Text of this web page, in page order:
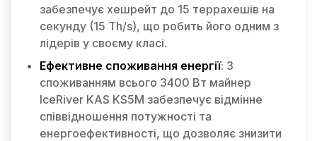
забезпечує хешрейт до 15 террахешів на
секунду (15 Th/s), що робить його одним з
лідерів у своєму класі.
Ефективне споживання енергії: З
споживанням всього 3400 Вт майнер
IceRiver KAS KS5M забезпечує відмінне
співвідношення потужності та
енергоефективності, що дозволяє знизити